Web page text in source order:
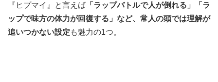
『ヒプマイ』と言えば 「ラップバトルで人が倒れる」「ラ
ップで味方の体力が回復する」など、常人の頭では理解が
追いつかない設定 も魅力の1つ。